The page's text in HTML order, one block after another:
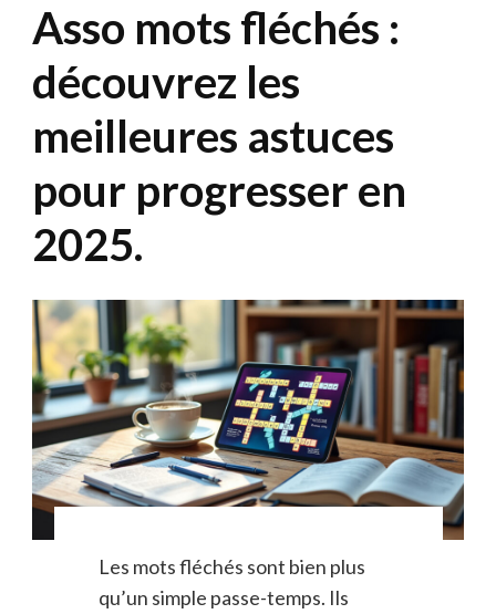
Asso mots fléchés :
découvrez les
meilleures astuces
pour progresser en
2025.
Les mots fléchés sont bien plus
qu’un simple passe-temps. Ils